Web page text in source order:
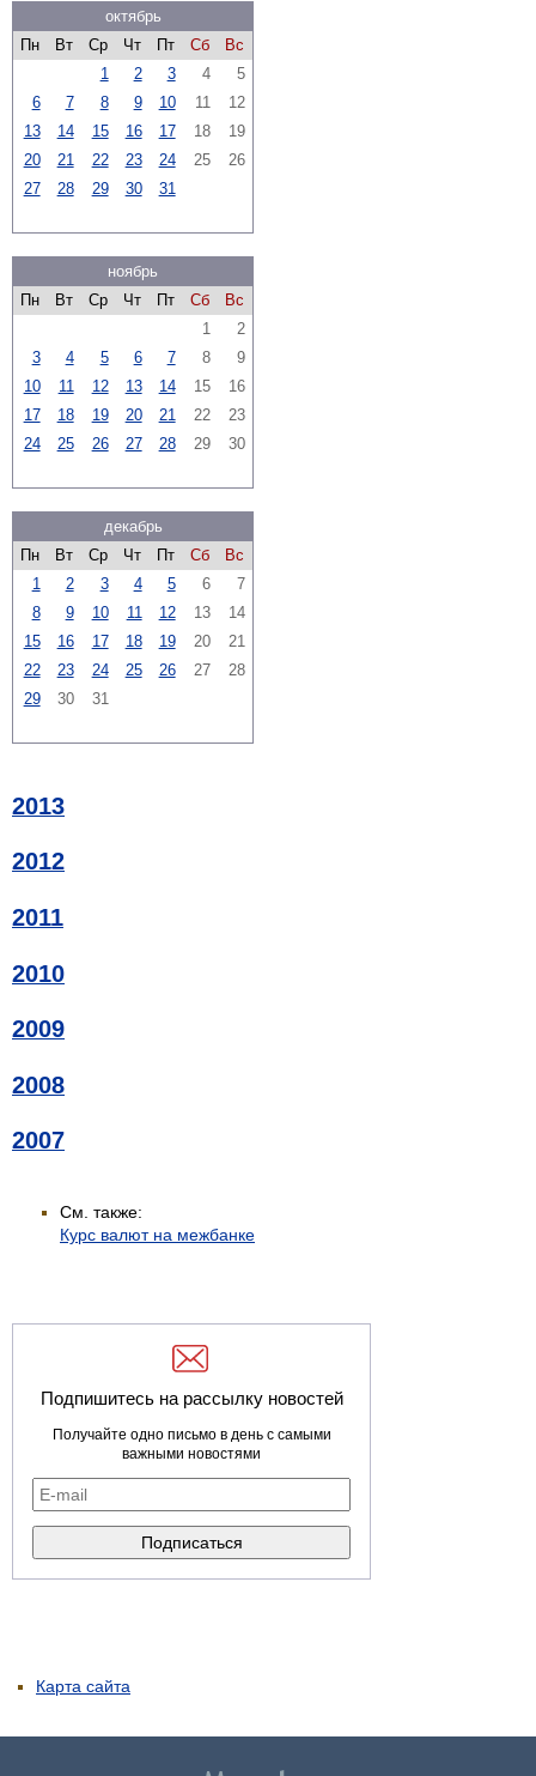
октябрь
Пн
Вт Ср Чт Пт Сб
Вс
1
2 3 4
5
6
7 8 9 10 11
12
13
14 15 16 17 18
19
20
21 22 23 24 25
26
27
28 29 30 31
ноябрь
Пн
Вт Ср Чт Пт Сб
Вс
1
2
3
4 5 6 7 8
9
10
11 12 13 14 15
16
17
18 19 20 21 22
23
24
25 26 27 28 29 30
декабрь
Пн
Вт Ср Чт Пт Сб
Вс
1
2 3 4 5 6
7
8
9 10 11 12 13
14
15
16 17 18 19 20
21
22
23 24 25 26 27
28
29
30 31
2013
2012
2011
2010
2009
2008
2007
См. также:
Курс валют на межбанке
Подпишитесь на рассылку новостей
Получайте одно письмо в день с самыми
важными новостями
Карта сайта